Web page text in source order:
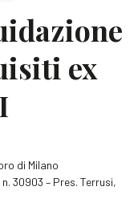
ex
di Milano
30903 – Pres. Terrusi,